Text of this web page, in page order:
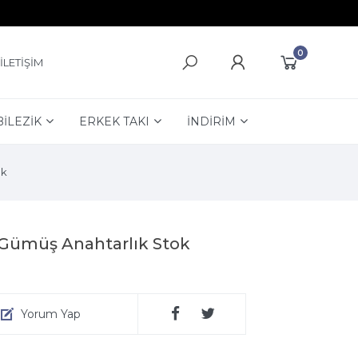
İLETİŞİM
0
ERKEK TAKI İNDİRİM
Anahtarlık Stok
Yorum Yap